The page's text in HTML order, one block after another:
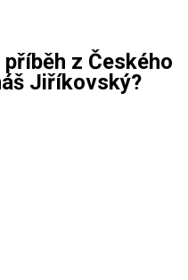
z Českého
Jiříkovský?